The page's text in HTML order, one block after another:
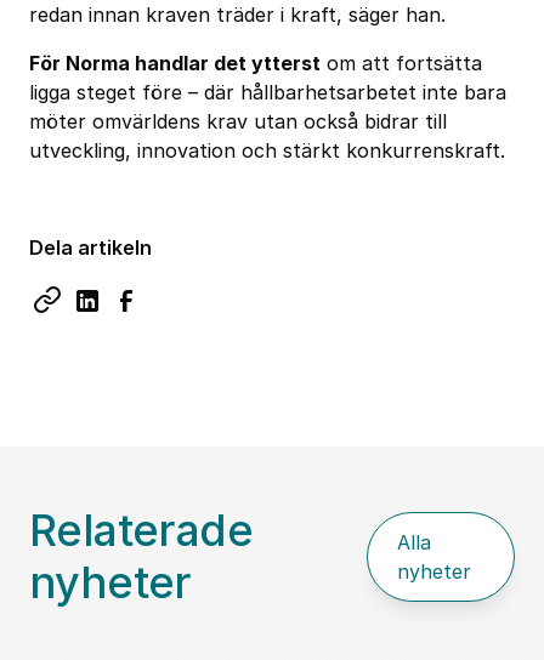
redan innan kraven träder i kraft, säger han.
För Norma handlar det ytterst om att fortsätta
ligga steget före – där hållbarhetsarbetet inte bara
möter omvärldens krav utan också bidrar till
utveckling, innovation och stärkt konkurrenskraft.
Dela artikeln
Relaterade
nyheter
Alla
nyheter